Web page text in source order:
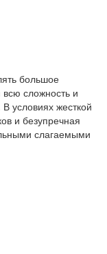
большое
всю сложность и
условиях жесткой
и безупречная
слагаемыми